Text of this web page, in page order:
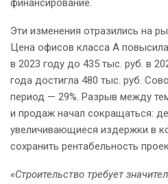
финансирование.
Эти изменения отразились на
Цена офисов класса А
в 2023 году до 435 тыс. руб. в
года достигла 480 тыс. руб.
период — 29%. Разрыв между
и продаж начал сокращаться:
увеличивающиеся издержки в
сохранить рентабельность
«Строительство требует